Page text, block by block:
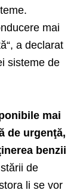
mai
a declarat
sisteme de
mai
de urgenţă,
benzii
de
li se vor